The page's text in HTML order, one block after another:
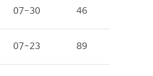
07-30 46
07-23 89